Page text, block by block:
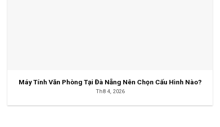
Máy Tính Văn Phòng Tại Đà Nẵng Nên Chọn Cấu Hình Nào?
Th8 4, 2026